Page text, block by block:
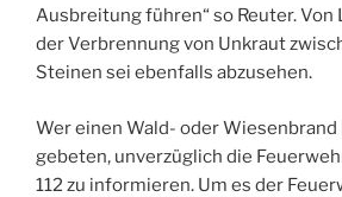
Ausbreitung führen“ so Reuter.
der Verbrennung von Unkraut
Steinen sei ebenfalls abzusehen.
Wer einen Wald- oder
gebeten, unverzüglich die
112 zu informieren. Um es der